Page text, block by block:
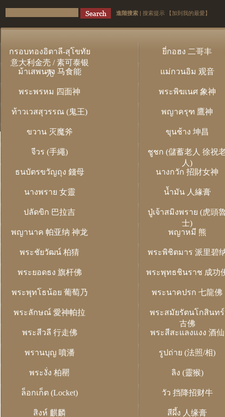
進階搜索 | 搜索提示 【加到我的最愛】
กรอบทองอิตาลี-สุโขทัย
意大利金壳 / 素可泰银
壳
ยี่กอฮง 二哥丰
ม้าเสพนาง 马食能 แม่กวนอิม 观音
พระพรหม 四面神 พระพิฆเนศ 象神
ท้าวเวสสุวรรณ (鬼王) พญาครุฑ 鷹神
ขวาน 灭魔斧 ขุนช้าง 坤昌
จีวร (手繩)
ชูชก (儲蓄老人 徐祝
人)
ธนบัตรขวัญถุง 錢母
นางกวัก 招財女神
นางพราย 女靈 น้ำมัน 人緣膏
ปลัดขิก 巴拉吉
ปู่เจ้าสมิงพราย (虎頭
士)
พญานาค 帕亚纳 神龙
พญาหมี 熊
พระชัยวัฒน์ 柏猜 พระพิชิตมาร 派里碧
พระยอดธง 旗杆佛 พระพุทธชินราช 成功
พระพุทโธน้อย 葡萄乃 พระนาคปรก 七龍佛
พระลักษณ์ 愛神帕拉
พระสมัยรัตนโกสินทร์
古佛
พระสีวลี 行走佛
พระสีสะแลงแงง 酒仙
พรานบุญ 噴潘 รูปถ่าย (法照/相)
พระงั่ง 柏罌 ลิง (靈猴)
ล็อกเก็ต (Locket) วัว 挡降招财牛
สิงห์ 麒麟 สีผึ้ง 人缘膏